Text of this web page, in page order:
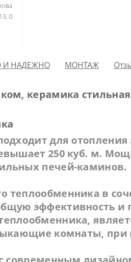
0
И НАДЕЖНО МОНТАЖ
керамика
для
250 куб. м.
печей-каминов.
теплообменника в
эффективность и
комнаты,